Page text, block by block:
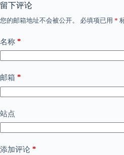
留下评论
您的邮箱地址不会被公开。 必填项已用 *
名称 *
邮箱 *
站点
添加评论 *